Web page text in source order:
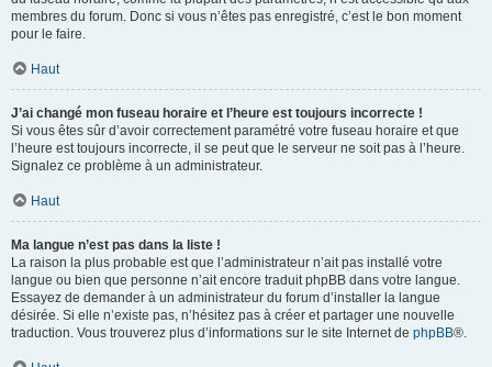
membres du forum. Donc si vous n’êtes pas enregistré, c’est le bon moment
pour le faire.
Haut
J’ai changé mon fuseau horaire et l’heure est toujours incorrecte !
Si vous êtes sûr d’avoir correctement paramétré votre fuseau horaire et que
l’heure est toujours incorrecte, il se peut que le serveur ne soit pas à l’heure.
Signalez ce problème à un administrateur.
Haut
Ma langue n’est pas dans la liste !
La raison la plus probable est que l’administrateur n’ait pas installé votre
langue ou bien que personne n’ait encore traduit phpBB dans votre langue.
Essayez de demander à un administrateur du forum d’installer la langue
désirée. Si elle n’existe pas, n’hésitez pas à créer et partager une nouvelle
traduction. Vous trouverez plus d’informations sur le site Internet de phpBB®.